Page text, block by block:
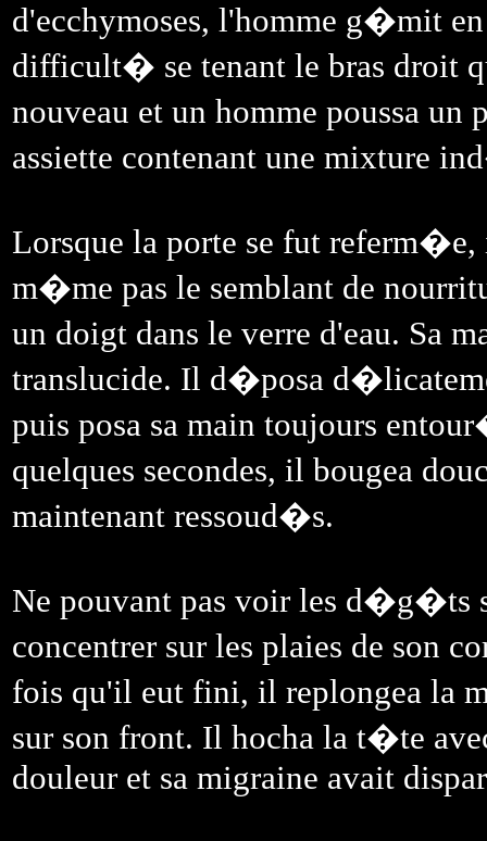
d'ecchymoses, l'homme g�mit
difficult� se tenant le bras droit
nouveau et un homme poussa
assiette contenant une mixture
Lorsque la porte se fut referm�e,
m�me pas le semblant de
un doigt dans le verre d'eau. Sa
translucide. Il d�posa
puis posa sa main toujours
quelques secondes, il bougea
maintenant ressoud�s.
Ne pouvant pas voir les d�g�ts
concentrer sur les plaies de son
fois qu'il eut fini, il replongea la
sur son front. Il hocha la t�te
douleur et sa migraine avait